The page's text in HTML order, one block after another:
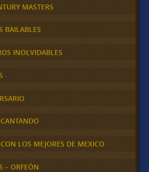
MASTERS
BAILABLES
INOLVIDABLES
LOS MEJORES DE MEXICO
– ORFEÓN